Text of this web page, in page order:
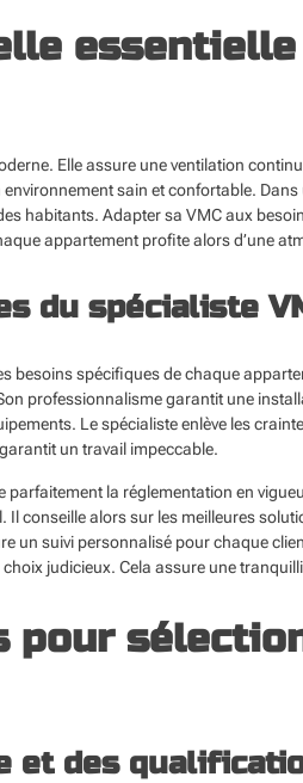
Elle assure une ventilation
sain et confortable.
habitants. Adapter sa VMC aux
appartement profite alors d’une
du spécialiste
besoins spécifiques de chaque
professionnalisme garantit une
Le spécialiste enlève les
un travail impeccable.
la réglementation en
Il conseille alors sur les meilleures
un suivi personnalisé pour chaque
judicieux. Cela assure une
pour
et des